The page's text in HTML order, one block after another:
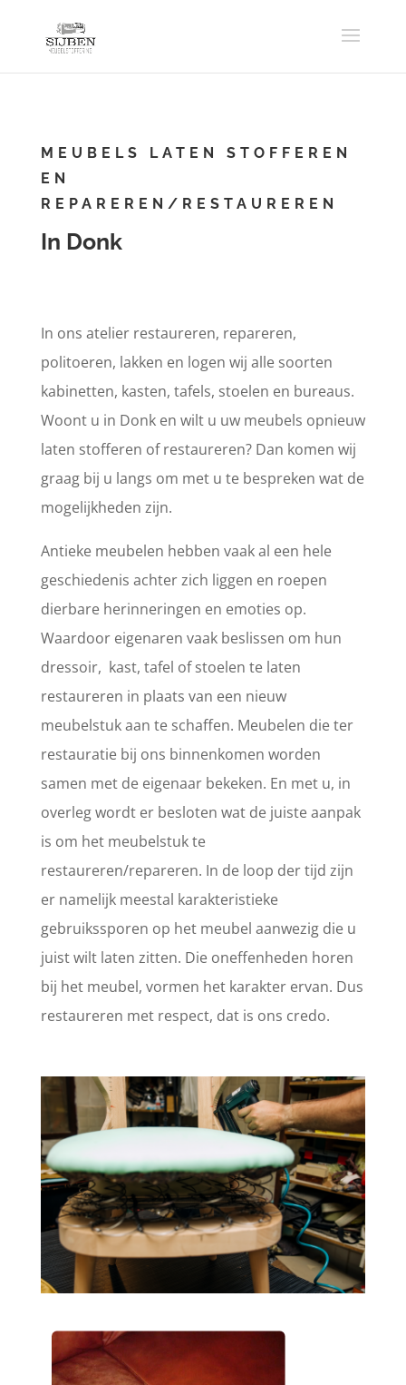
MEUBELS LATEN STOFFEREN
EN
REPAREREN/RESTAUREREN
In Donk
In ons atelier restaureren, repareren,
politoeren, lakken en logen wij alle soorten
kabinetten, kasten, tafels, stoelen en bureaus.
Woont u in Donk en wilt u uw meubels opnieuw
laten stofferen of restaureren? Dan komen wij
graag bij u langs om met u te bespreken wat de
mogelijkheden zijn.
Antieke meubelen hebben vaak al een hele
geschiedenis achter zich liggen en roepen
dierbare herinneringen en emoties op.
Waardoor eigenaren vaak beslissen om hun
dressoir, kast, tafel of stoelen te laten
restaureren in plaats van een nieuw
meubelstuk aan te schaffen. Meubelen die ter
restauratie bij ons binnenkomen worden
samen met de eigenaar bekeken. En met u, in
overleg wordt er besloten wat de juiste aanpak
is om het meubelstuk te
restaureren/repareren. In de loop der tijd zijn
er namelijk meestal karakteristieke
gebruikssporen op het meubel aanwezig die u
juist wilt laten zitten. Die oneffenheden horen
bij het meubel, vormen het karakter ervan. Dus
restaureren met respect, dat is ons credo.